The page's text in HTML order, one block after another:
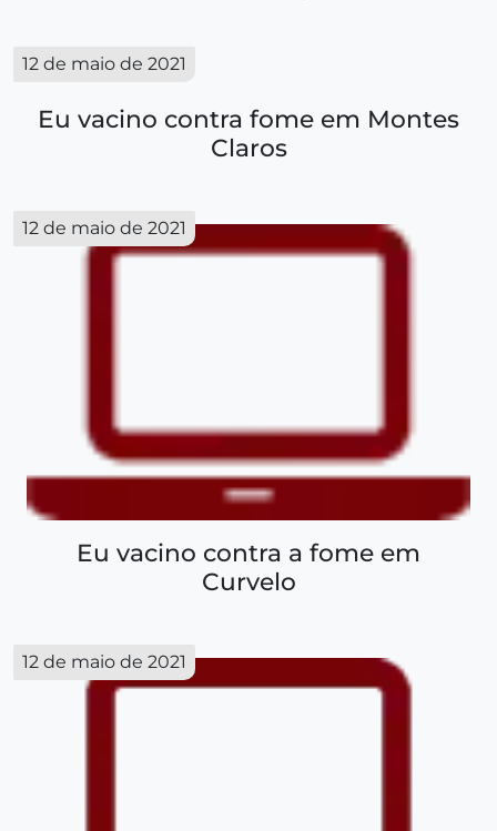
12 de maio de 2021
Eu vacino contra fome em Montes
Claros
12 de maio de 2021
Eu vacino contra a fome em
Curvelo
12 de maio de 2021